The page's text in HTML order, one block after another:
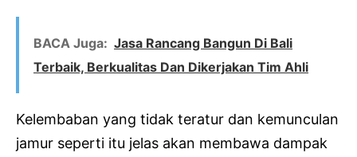
BACA Juga: Jasa Rancang Bangun Di Bali
Terbaik, Berkualitas Dan Dikerjakan Tim Ahli
Kelembaban yang tidak teratur dan kemunculan
jamur seperti itu jelas akan membawa dampak